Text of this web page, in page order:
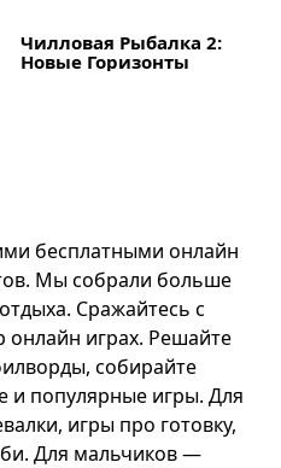
Чилловая Рыбалка 2:
Новые Горизонты
бесплатными онлайн
Мы собрали больше
Сражайтесь с
онлайн играх. Решайте
собирайте
и популярные игры. Для
игры про готовку,
Для мальчиков —